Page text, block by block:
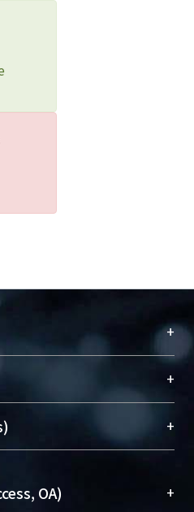
+
列，為永久珍藏及向國際
及學術能量，圖書館整合
庫（AH）不同功能平
scholars。期能整合研
+
Library)
+
OA) +